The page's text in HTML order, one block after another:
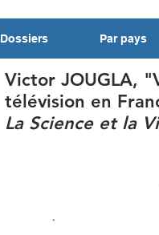
Dossiers Par pays
Victor JOUGLA,
télévision en
La Science et la